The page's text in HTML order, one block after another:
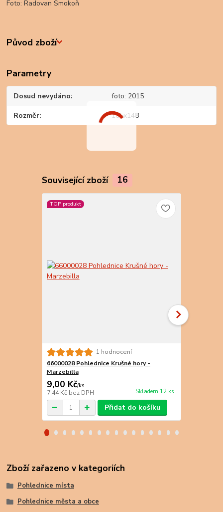
Foto: Radovan Smokoň
Původ zboží
Parametry
Dosud nevydáno foto: 2015
Rozměr 105x148
Související zboží 16
TOP produkt
1 hodnocení
66000028 Pohlednice Krušné hory -
Marzebilla
9,00 Kč/ks
7,44 Kč bez DPH Skladem 12 ks
Přidat do košíku
Zboží zařazeno v kategoriích
Pohlednice místa
Pohlednice města a obce